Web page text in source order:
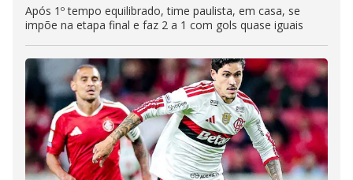
Após 1º tempo equilibrado, time paulista, em casa, se
impõe na etapa final e faz 2 a 1 com gols quase iguais